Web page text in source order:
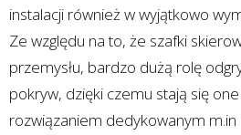
instalacji również w wyjątkowo
Ze względu na to, że szafki
przemysłu, bardzo dużą rolę
pokryw, dzięki czemu stają się
rozwiązaniem dedykowanym m.in